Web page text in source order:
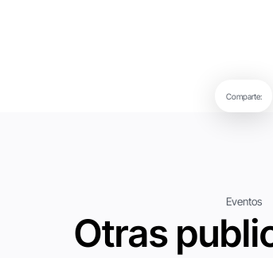
Comparte:
Eventos
Otras